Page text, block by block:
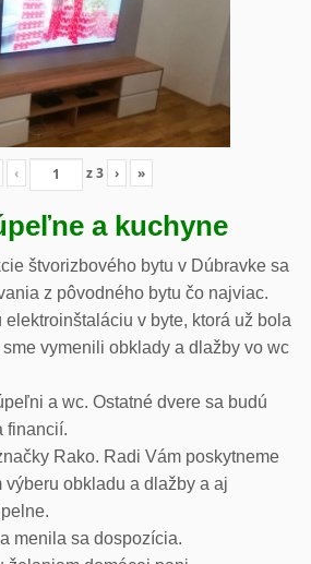
‹ z3 › »
a kuchyne
štvorizbového bytu v Dúbravke sa
z pôvodného bytu čo najviac.
elektroinštaláciu v byte, ktorá už bola
vymenili obklady a dlažby vo wc
a wc. Ostatné dvere sa budú
financií.
Rako. Radi Vám poskytneme
obkladu a dlažby a aj
menila sa dospozícia.